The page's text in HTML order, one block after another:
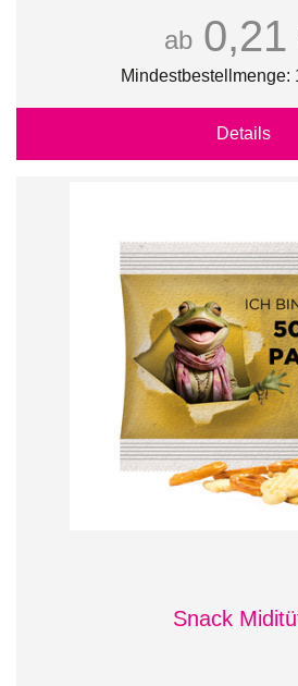
ab 0,21
Mindestbestellmenge:
Details
Snack